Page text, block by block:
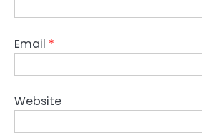
Email *
Website